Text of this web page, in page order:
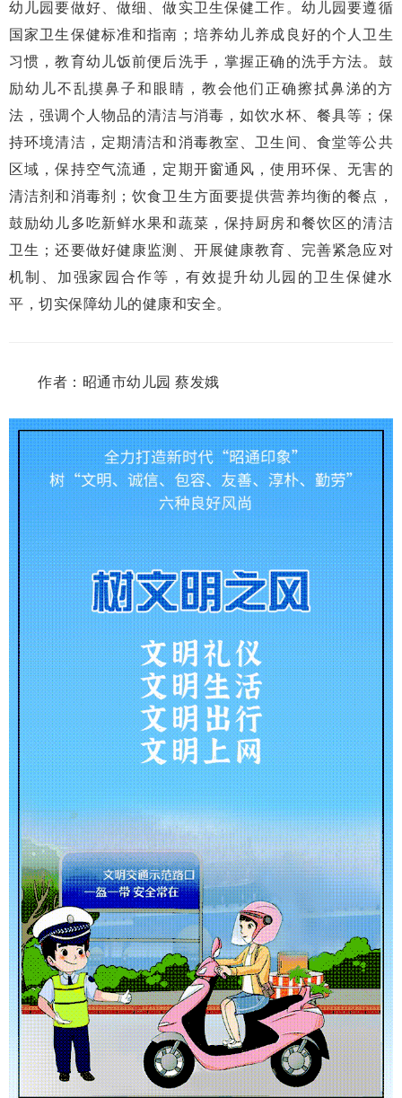
幼儿园要做好、做细、做实卫生保健工作。幼儿园要遵循
国家卫生保健标准和指南；培养幼儿养成良好的个人卫生
习惯，教育幼儿饭前便后洗手，掌握正确的洗手方法。鼓
励幼儿不乱摸鼻子和眼睛，教会他们正确擦拭鼻涕的方
法，强调个人物品的清洁与消毒，如饮水杯、餐具等；保
持环境清洁，定期清洁和消毒教室、卫生间、食堂等公共
区域，保持空气流通，定期开窗通风，使用环保、无害的
清洁剂和消毒剂；饮食卫生方面要提供营养均衡的餐点，
鼓励幼儿多吃新鲜水果和蔬菜，保持厨房和餐饮区的清洁
卫生；还要做好健康监测、开展健康教育、完善紧急应对
机制、加强家园合作等，有效提升幼儿园的卫生保健水
平，切实保障幼儿的健康和安全。
作者：昭通市幼儿园 蔡发娥